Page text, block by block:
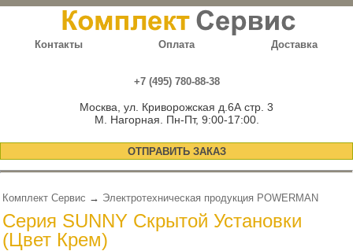
Контакты Оплата Доставка
+7 (495) 780-88-38
Москва, ул. Криворожская д.6А стр. 3
М. Нагорная. Пн-Пт, 9:00-17:00.
ОТПРАВИТЬ ЗАКАЗ
Комплект Сервис → Электротехническая продукция POWERMAN
Серия SUNNY Скрытой Установки
(Цвет Крем)